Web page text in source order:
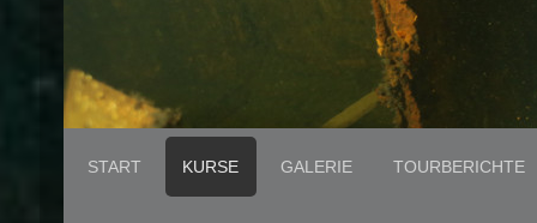
START KURSE GALERIE TOURBERICHTE